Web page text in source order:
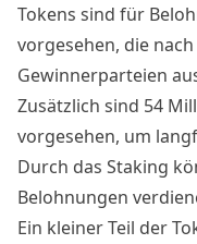
Tokens sind für
vorgesehen, die
Gewinnerparteien
Zusätzlich sind 54
vorgesehen, um
Durch das Staking
Belohnungen
Ein kleiner Teil der